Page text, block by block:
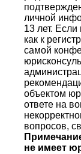
личной
13 лет.
как к
самой
объектом
ответе на
вопросов,
не имеет